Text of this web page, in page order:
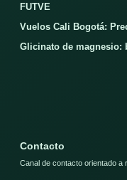
FUTVE
Vuelos Cali Bogotá:
Glicinato de magnesio:
Contacto
Canal de contacto orientado a